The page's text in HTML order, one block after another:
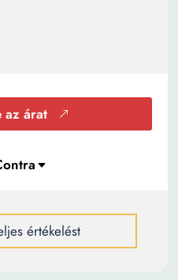
az árat
értékelést